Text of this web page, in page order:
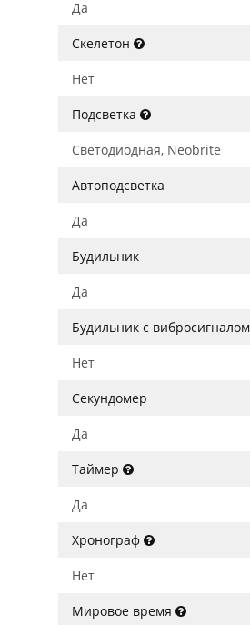
Да
Скелетон
Нет
Подсветка
Светодиодная, Neobrite
Автоподсветка
Да
Будильник
Да
Будильник с вибросигналом
Нет
Секундомер
Да
Таймер
Да
Хронограф
Нет
Мировое время